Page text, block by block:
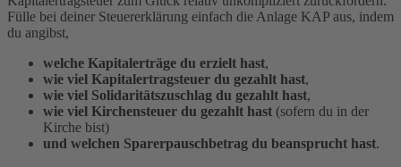
Fülle bei deiner Steuererklärung einfach die Anlage KAP aus, indem
du angibst,
welche Kapitalerträge du erzielt hast,
wie viel Kapitalertragsteuer du gezahlt hast,
wie viel Solidaritätszuschlag du gezahlt hast,
wie viel Kirchensteuer du gezahlt hast (sofern du in der
Kirche bist)
und welchen Sparerpauschbetrag du beansprucht hast.